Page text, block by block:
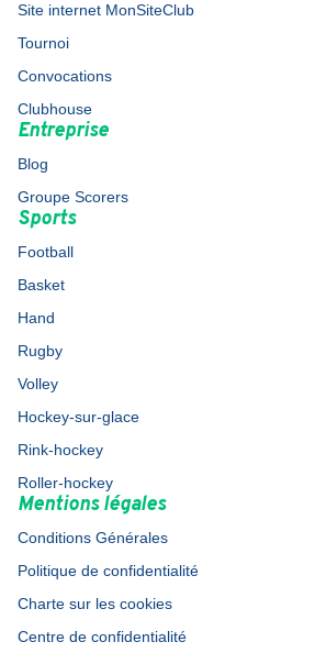
Site internet MonSiteClub
Tournoi
Convocations
Clubhouse
Entreprise
Blog
Groupe Scorers
Sports
Football
Basket
Hand
Rugby
Volley
Hockey-sur-glace
Rink-hockey
Roller-hockey
Mentions légales
Conditions Générales
Politique de confidentialité
Charte sur les cookies
Centre de confidentialité